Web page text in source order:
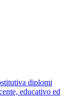
diplomi
educativo ed